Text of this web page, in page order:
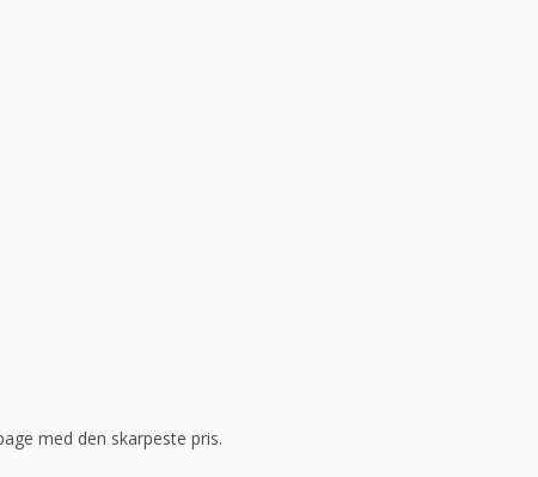
med den skarpeste pris.